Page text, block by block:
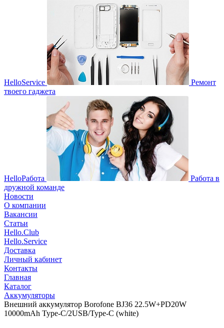
HelloService
Ремонт
твоего гаджета
HelloРабота
Работа в
дружной команде
Новости
О компании
Вакансии
Статьи
Hello.Club
Hello.Service
Доставка
Личный кабинет
Контакты
Главная
Каталог
Аккумуляторы
Внешний аккумулятор Borofone BJ36 22.5W+PD20W
10000mAh Type-C/2USB/Type-C (white)